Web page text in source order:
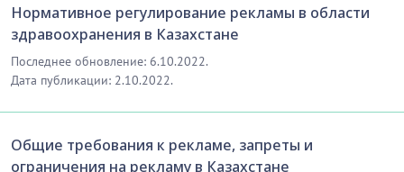
Нормативное регулирование рекламы в области
здравоохранения в Казахстане
Последнее обновление: 6.10.2022.
Дата публикации: 2.10.2022.
Общие требования к рекламе, запреты и
ограничения на рекламу в Казахстане